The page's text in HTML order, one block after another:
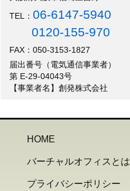
TEL：06-6147-5940
0120-155-970
FAX：050-3153-1827
届出番号（電気通信事業者）
第 E-29-04043号
【事業者名】創発株式会社
HOME
バーチャルオフィスとは
プライバシーポリシー